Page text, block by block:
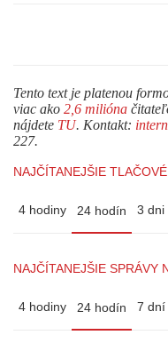
Tento text je platenou
viac ako 2,6 milióna
nájdete TU. Kontakt:
227.
NAJČÍTANEJŠIE
4 hodiny 24 hodín 3 dni
NAJČÍTANEJŠIE SPRÁVY
4 hodiny 24 hodín 7 dní